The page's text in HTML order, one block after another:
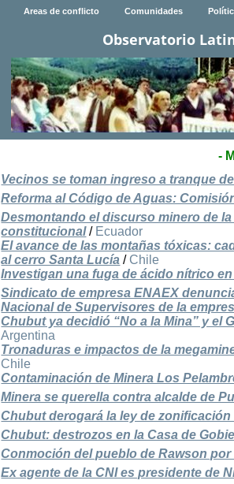
Areas de conflicto Comunidades
Observatorio
-
Vecinos se toman ingreso a tranque
Reforma al Código de Aguas:
Desmontando el discurso minero de
constitucional/ Ecuador
El avance de las montañas tóxicas:
al cerro Santa Lucía / Chile
Investigan una fuga de ácido nítrico
Sindicato de empresa ENAEX
Nacional de Supervisores de la
Chubut ya decidió “No a la Mina” y el
Argentina
Tronaduras e impactos de la
Chile
Contaminación de Minera Los
Minera se querella contra alcalde de
Chubut derogará la ley de
Chubut: destrozos en la Casa de
Conmoción del pueblo de Rawson
Ex agente de la CNI es presidente de